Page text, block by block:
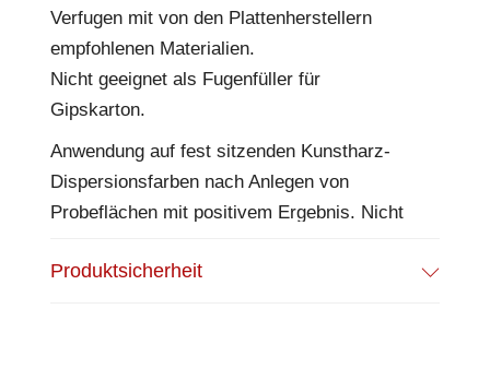
Verfugen mit von den Plattenherstellern
empfohlenen Materialien.
Nicht geeignet als Fugenfüller für
Gipskarton.
Anwendung auf fest sitzenden Kunstharz-
Dispersionsfarben nach Anlegen von
Probeflächen mit positivem Ergebnis. Nicht
Naturharz-Dispersionsfarben.
Produktsicherheit